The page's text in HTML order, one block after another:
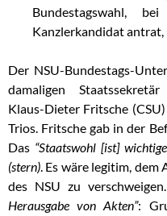
Bundestagswahl,
Kanzlerkandidat antrat,
Der NSU-Bundestags-
damaligen
Klaus-Dieter Fritsche
Trios. Fritsche gab in der
Das “Staatswohl [ist]
(stern). Es wäre legitim, dem
des NSU zu
Herausgabe von Akten”: